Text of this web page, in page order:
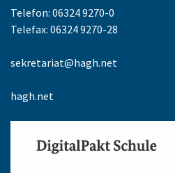
Telefon: 06324 9270-0
Telefax: 06324 9270-28
sekretariat@hagh.net
hagh.net